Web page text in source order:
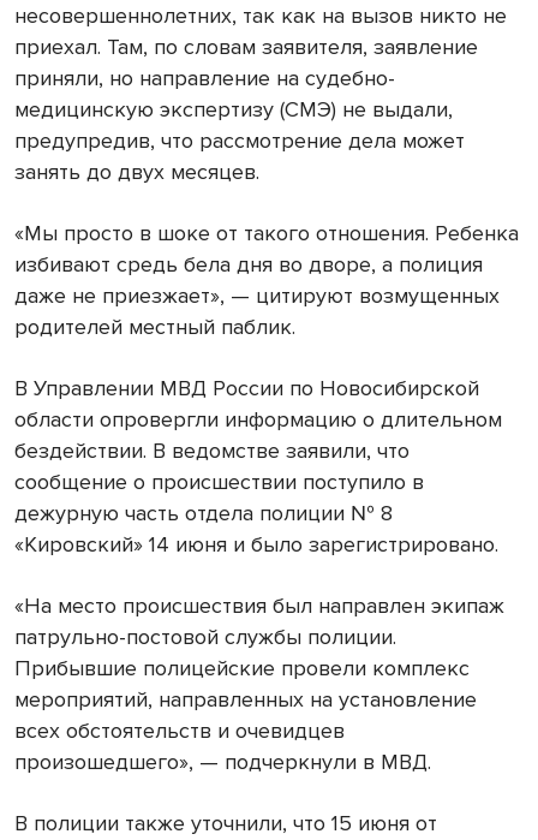
несовершеннолетних, так как на вызов никто не
приехал. Там, по словам заявителя, заявление
приняли, но направление на судебно-
медицинскую экспертизу (СМЭ) не выдали,
предупредив, что рассмотрение дела может
занять до двух месяцев.
«Мы просто в шоке от такого отношения. Ребенка
избивают средь бела дня во дворе, а полиция
даже не приезжает», — цитируют возмущенных
родителей местный паблик.
В Управлении МВД России по Новосибирской
области опровергли информацию о длительном
бездействии. В ведомстве заявили, что
сообщение о происшествии поступило в
дежурную часть отдела полиции № 8
«Кировский» 14 июня и было зарегистрировано.
«На место происшествия был направлен экипаж
патрульно-постовой службы полиции.
Прибывшие полицейские провели комплекс
мероприятий, направленных на установление
всех обстоятельств и очевидцев
произошедшего», — подчеркнули в МВД.
В полиции также уточнили, что 15 июня от